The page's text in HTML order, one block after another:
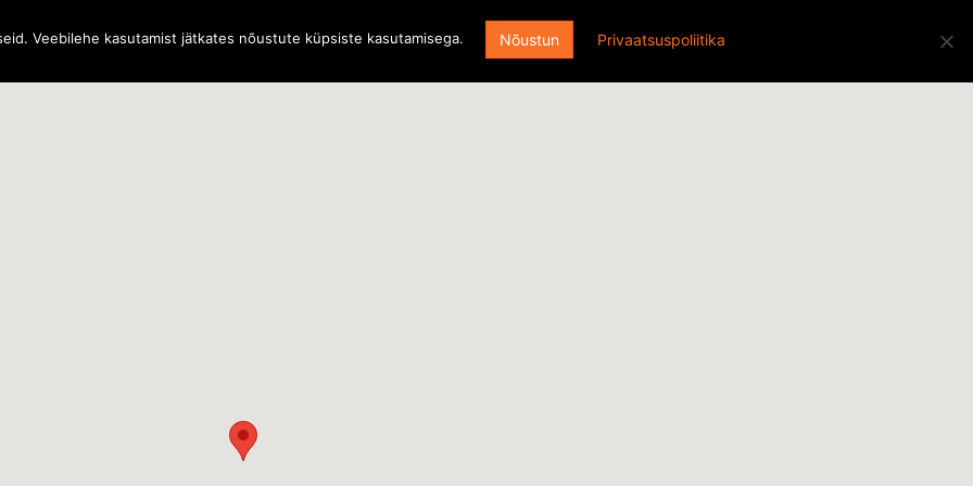
Veebilehe kasutamist jätkates nõustute küpsiste kasutamisega. Nõustun Privaatsuspoliitika